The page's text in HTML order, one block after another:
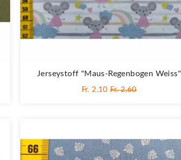
Jerseystoff "Maus-Regenbogen Weiss"
Fr. 2,10 Fr. 2,60